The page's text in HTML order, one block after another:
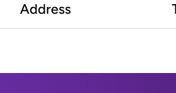
Address